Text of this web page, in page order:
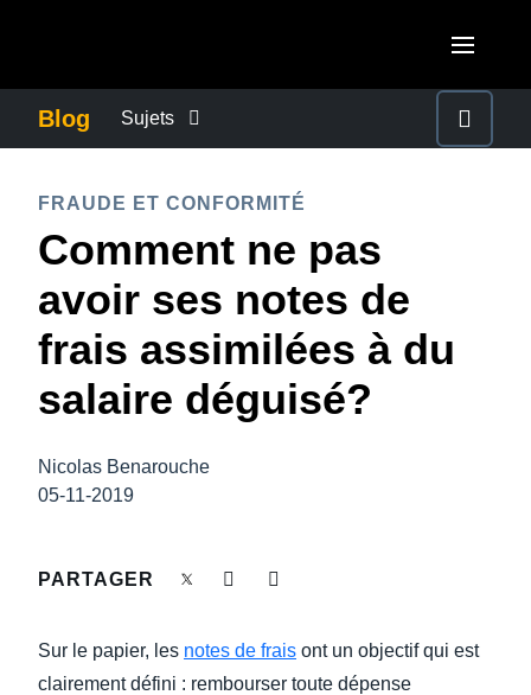
Canada (Français)
México (Español)
Brasil (Português)
EUROPE
United Kingdom (English)
France (Français)
Deutschland (Deutsch)
Italia (Italiano)
Finland (English)
España (Español)
ASIA PACIFIC
Australia (English)
India (English)
日本（日本語)
Blog Sujets
CONTINUITÉ DES AFFAIRES
CONTRÔLE DES COÛTS DE L’ENTREPRISE
CROISSANCE ET OPTIMISATION
DÉVELOPPEMENT DURABLE
FRAUDE ET CONFORMITÉ
FRAUDE ET CONFORMITÉ
Comment ne pas
avoir ses notes de
frais assimilées à du
salaire déguisé?
Nicolas Benarouche
05-11-2019
PARTAGER
Sur le papier, les notes de frais ont un objectif qui est
clairement défini : rembourser toute dépense